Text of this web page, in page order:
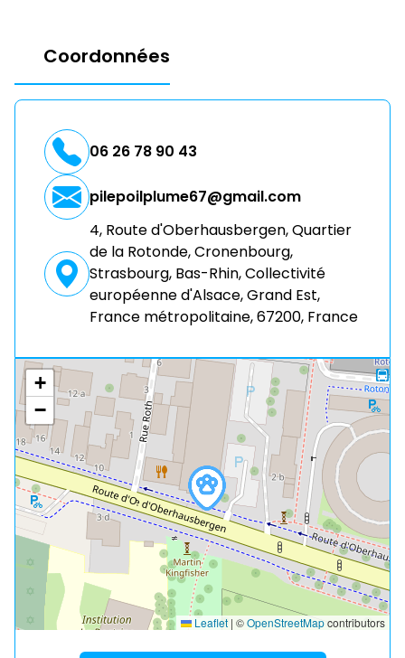
Coordonnées
06 26 78 90 43
pilepoilplume67@gmail.com
4, Route d'Oberhausbergen, Quartier
de la Rotonde, Cronenbourg,
Strasbourg, Bas-Rhin, Collectivité
européenne d'Alsace, Grand Est,
France métropolitaine, 67200, France
+
−
Leaflet | ©OpenStreetMapcontributors